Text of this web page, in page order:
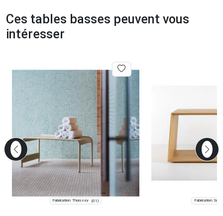
Ces tables basses peuvent vous
intéresser
Fabrication: Thoissey (01) Fabrication: